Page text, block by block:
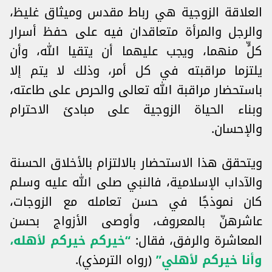
العلاقة الزوجية هي رباط مقدس وميثاق غليظ،
والرجل والمرأة متعاقدان فيه على حفظ أسرار
كلٍّ منهما، ويجب عليهما أن يتقيا الله، وأن
يلتزما مراقبته في كل أمر، وذلك لا يتم إلا
باستحضار مراقبة الله تعالى والحرص على طاعته،
وبناء الحياة الزوجية على مبادئ الاحترام
والإحسان.
ويتحقق هذا الاستحضار بالالتزام بالأخلاق الحسنة
والآداب الإسلامية، فالنبي صلى الله عليه وسلم
كان نموذجًا في حسن تعامله مع الزوجات،
عاشرهنّ بالمعروف، وأوصى الأزواج بحسن
المعاشرة والرفق، فقال: “خيركم خيركم لأهله،
وأنا خيركم لأهلي”(رواه الترمذي).